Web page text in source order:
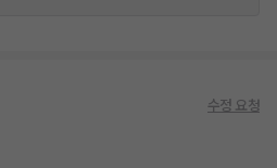
수정 요청